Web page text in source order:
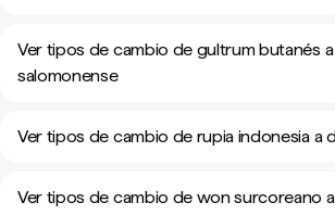
Ver tipos de cambio de gultrum butanés
salomonense
Ver tipos de cambio de rupia indonesia a
Ver tipos de cambio de won surcoreano